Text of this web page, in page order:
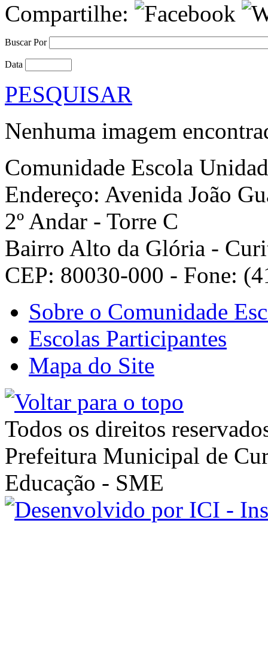
Compartilhe:
Buscar Por
Data
PESQUISAR
Nenhuma imagem
Comunidade Escola
Endereço: Avenida João
2º Andar - Torre C
Bairro Alto da Glória -
CEP: 80030-000 - Fone:
Sobre o Comunidade
Escolas Participantes
Mapa do Site
Todos os direitos
Prefeitura Municipal de
Educação - SME